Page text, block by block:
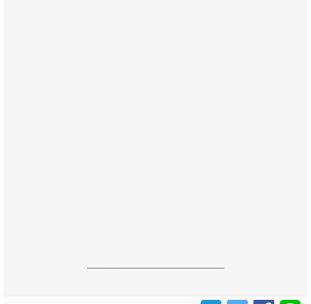
------------------------------------------------------------------